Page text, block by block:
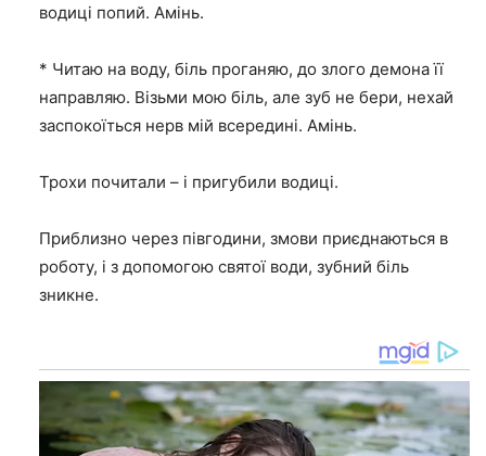
водиці попий. Амінь.
* Читаю на воду, біль проганяю, до злого демона її
направляю. Візьми мою біль, але зуб не бери, нехай
заспокоїться нерв мій всередині. Амінь.
Трохи почитали – і пригубили водиці.
Приблизно через півгодини, змови приєднаються в
роботу, і з допомогою святої води, зубний біль
зникне.